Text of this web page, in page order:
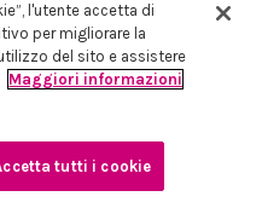
Monte Nero, 84 - 20135 Milano
- Capitale Sociale 258.250 €
nr.198004 e REA nr.1051898
l'utente accetta di
per migliorare la
del sito e assistere
Maggiori informazioni
tutti i cookie